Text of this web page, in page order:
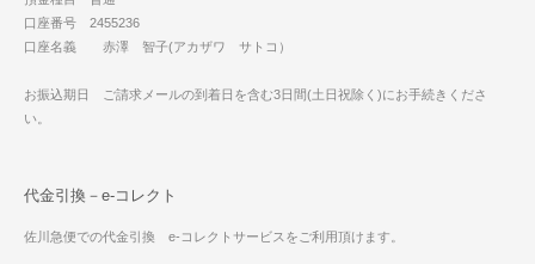
口座番号 2455236
口座名義 赤澤 智子(アカザワ サトコ）
お振込期日 ご請求メールの到着日を含む3日間(土日祝除く)にお手続きくださ
い。
代金引換－e-コレクト
佐川急便での代金引換 e-コレクトサービスをご利用頂けます。